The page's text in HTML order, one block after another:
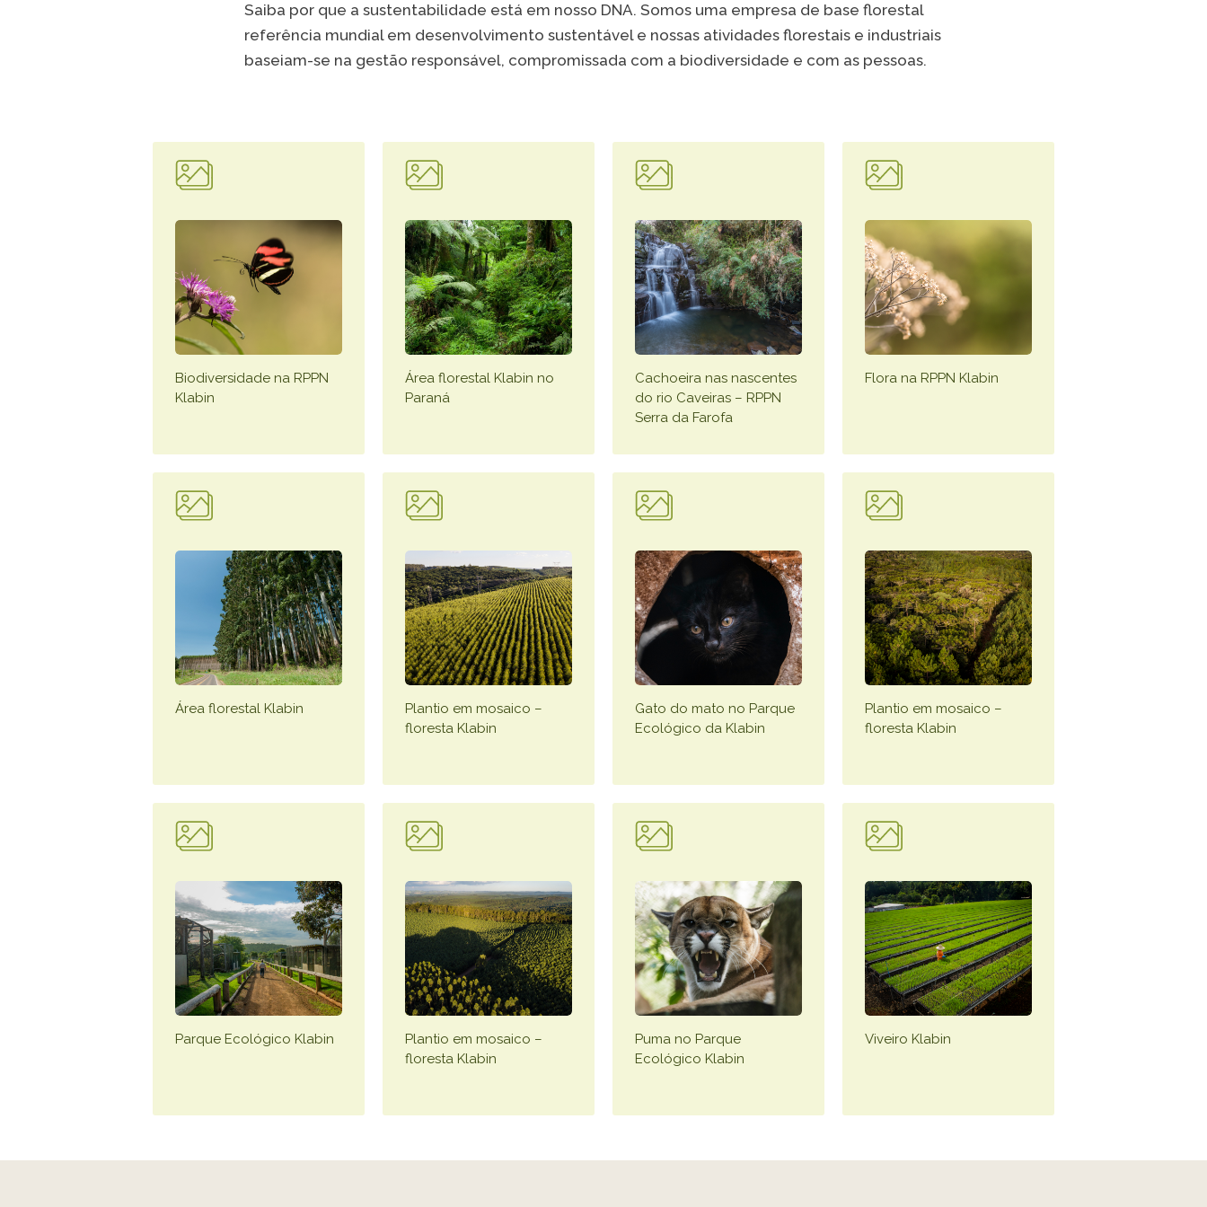
TikTok
VER A LISTA COMPLETA
Saiba por que a sustentabilidade está em nosso DNA. Somos uma empresa de base florestal
referência mundial em desenvolvimento sustentável e nossas atividades florestais e industriais
baseiam-se na gestão responsável, compromissada com a biodiversidade e com as pessoas.
Biodiversidade na RPPN
Klabin
Área florestal Klabin no
Paraná
Cachoeira nas nascentes
do rio Caveiras – RPPN
Serra da Farofa
Flora na RPPN Klabin
Área florestal Klabin
Plantio em mosaico –
floresta Klabin
Gato do mato no Parque
Ecológico da Klabin
Plantio em mosaico –
floresta Klabin
Parque Ecológico Klabin
Plantio em mosaico –
floresta Klabin
Puma no Parque
Ecológico Klabin
Viveiro Klabin